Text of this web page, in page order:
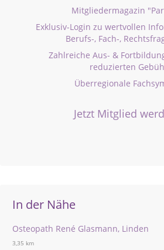
Mitgliedermagazin
Exklusiv-Login zu wertvollen
Berufs-, Fach-,
Zahlreiche Aus- &
reduzierten
Überregionale
Jetzt Mitglied
In der Nähe
Osteopath René Glasmann, Linden
3,35 km